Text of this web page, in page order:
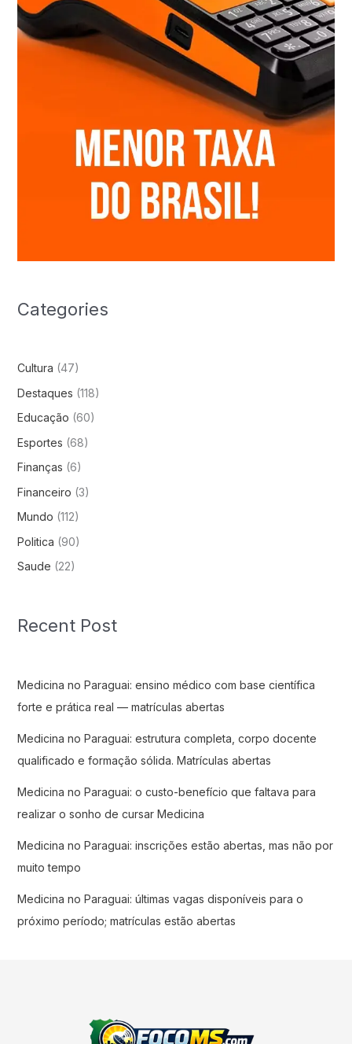
Categories
Cultura (47)
Destaques (118)
Educação (60)
Esportes (68)
Finanças (6)
Financeiro (3)
Mundo (112)
Politica (90)
Saude (22)
Recent Post
Medicina no Paraguai: ensino médico com base científica
forte e prática real — matrículas abertas
Medicina no Paraguai: estrutura completa, corpo docente
qualificado e formação sólida. Matrículas abertas
Medicina no Paraguai: o custo-benefício que faltava para
realizar o sonho de cursar Medicina
Medicina no Paraguai: inscrições estão abertas, mas não por
muito tempo
Medicina no Paraguai: últimas vagas disponíveis para o
próximo período; matrículas estão abertas